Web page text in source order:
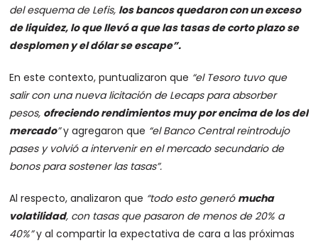
del esquema de Lefis, los bancos quedaron con un exceso
de liquidez, lo que llevó a que las tasas de corto plazo se
desplomen y el dólar se escape”.
En este contexto, puntualizaron que “el Tesoro tuvo que
salir con una nueva licitación de Lecaps para absorber
pesos, ofreciendo rendimientos muy por encima de los del
mercado”y agregaron que “el Banco Central reintrodujo
pases y volvió a intervenir en el mercado secundario de
bonos para sostener las tasas”.
Al respecto, analizaron que “todo esto generó mucha
volatilidad, con tasas que pasaron de menos de 20% a
40%”y al compartir la expectativa de cara a las próximas